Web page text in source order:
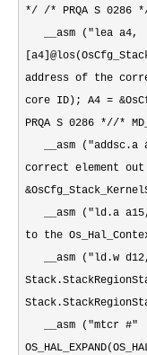
*/ /* PRQA S 0286
__asm ("lea a4,
address of the
core ID); A4 =
PRQA S 0286 *//*
__asm ("addsc.a
correct element
__asm ("ld.a
to the
__asm ("ld.w
__asm ("mtcr #"